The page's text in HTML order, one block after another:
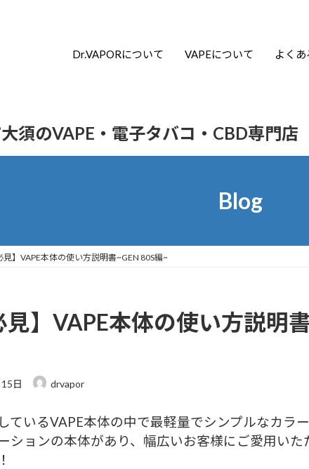
Dr.VAPORについて VAPEについて よく
須のVAPE・電子タバコ・CBD専門店
Blog
見】VAPE本体の使い方説明書~GEN 80S編~
見】VAPE本体の使い方説明
日 drvapor
ているVAPE本体の中で最軽量でシンプルなカラ
ションの本体があり、幅広いお客様にご愛用いた